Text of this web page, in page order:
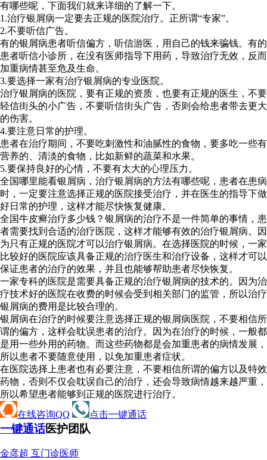
有哪些呢，下面我们就来详细的了解一下。
1.治疗银屑病一定要去正规的医院治疗。正所谓“专家”。
2.不要听信广告。
有的银屑病患者听信偏方，听信游医，用自己的钱来骗钱。有的
患者听信小诊所，在没有医师指导下用药，导致治疗无效，反而
加重病情甚至危及生命。
3.要选择一家有治疗银屑病的专业医院。
治疗银屑病的医院，要有正规的资质，也要有正规的医生，不要
轻信街头的小广告，不要听信街头广告，否则会给患者带去更大
的伤害。
4.要注意日常的护理。
患者在治疗期间，不要吃刺激性和油腻性的食物，要多吃一些有
营养的、清淡的食物，比如新鲜的蔬菜和水果。
5.要保持良好的心情，不要有太大的心理压力。
全国哪里能看银屑病，治疗银屑病的方法有哪些呢，患者在患病
时，一定要注意选择正规的医院接受治疗，并在医生的指导下做
好日常的护理，这样才能尽快恢复健康。
全国牛皮癣治疗多少钱？银屑病的治疗不是一件简单的事情，患
者需要找到合适的治疗医院，这样才能够有效的治疗银屑病。因
为只有正规的医院才可以治疗银屑病。在选择医院的时候，一家
比较好的医院应该具备正规的治疗医生和治疗设备，这样才可以
保证患者的治疗的效果，并且也能够帮助患者尽快恢复。
一家专科的医院是需要具备正规的治疗银屑病的技术的。因为治
疗技术好的医院在收费的时候会受到相关部门的监管，所以治疗
银屑病的费用是比较合理的。
银屑病在治疗的时候要注意选择正规的银屑病医院，不要相信所
谓的偏方，这样会耽误患者的治疗。因为在治疗的时候，一般都
是用一些外用的药物。而这些药物都是会加重患者的病情发展，
所以患者不要随意使用，以免加重患者症状。
在医院选择上患者也有必要注意，不要相信所谓的偏方以及特效
药物，否则不仅会耽误自己的治疗，还会导致病情越来越严重，
所以希望患者能够到正规的医院进行治疗。
在线咨询QQ
点击一键通话
一键通话医护团队
金彦超 互门诊医师